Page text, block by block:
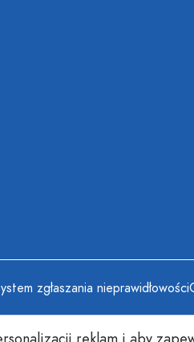
zgłaszania nieprawidłowości